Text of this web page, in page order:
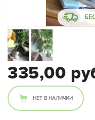
335,00
НЕТ В НАЛИЧИИ